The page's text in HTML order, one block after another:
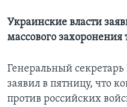
Украинские власти
массового
Генеральный
заявил в пятницу, что
против российских